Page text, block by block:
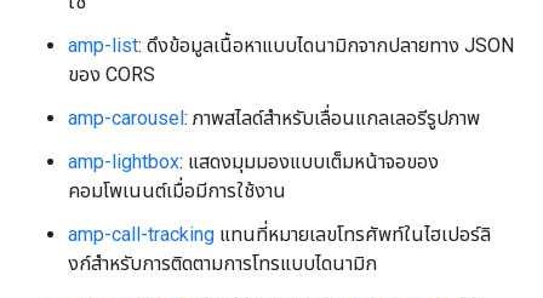
amp-list: ดึงข้อมูลเนื้อหาแบบไดนามิกจากปลายทาง JSON
ของ CORS
amp-carousel: ภาพสไลด์สําหรับเลื่อนแกลเลอรีรูปภาพ
amp-lightbox: แสดงมุมมองแบบเต็มหน้าจอของ
คอมโพเนนต์เมื่อมีการใช้งาน
amp-call-tracking แทนที่หมายเลขโทรศัพท์ในไฮเปอร์ลิ
งก์สําหรับการติดตามการโทรแบบไดนามิก